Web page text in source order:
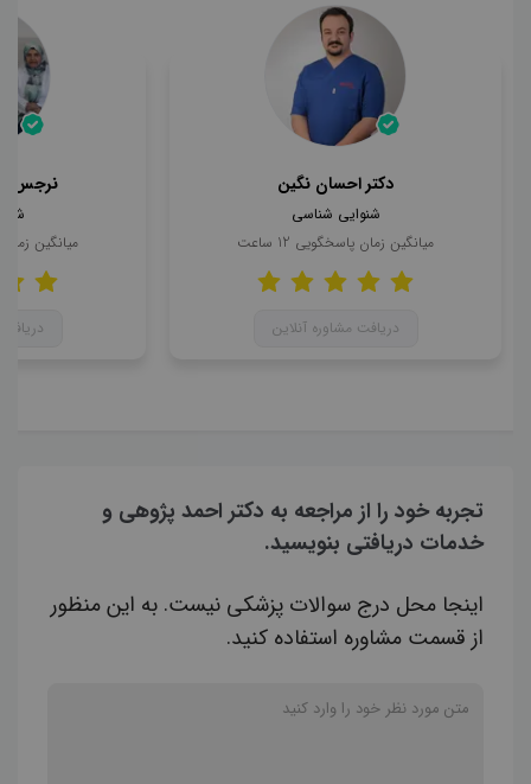
دکتر احسان نگین
شنوایی شناسی
میانگین زمان پاسخگویی 12 ساعت
دریافت مشاوره آنلاین
نرجس
میانگین
تجربه خود را از مراجعه به دکتر احمد پژوهی و
خدمات دریافتی بنویسید.
اینجا محل درج سوالات پزشکی نیست. به این منظور
از قسمت مشاوره استفاده کنید.